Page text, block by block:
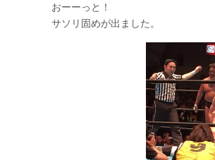
おーーっと！
サソリ固めが出ました。